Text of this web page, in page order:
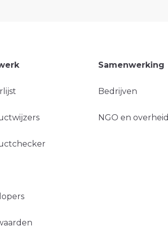
Samenwerking
Bedrijven
NGO en overheid